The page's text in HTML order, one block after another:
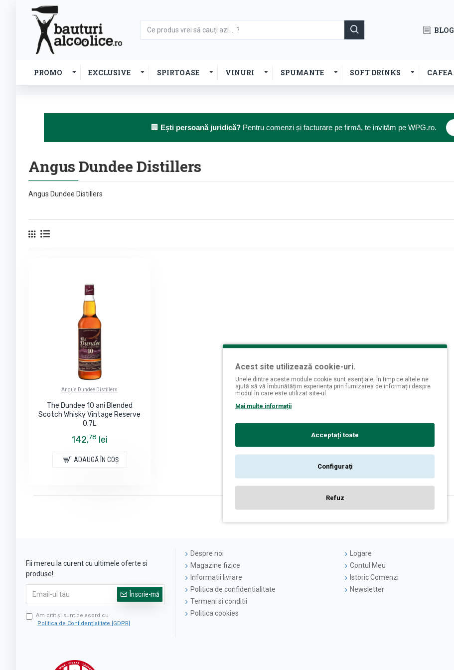
BLOG
PROMO EXCLUSIVE SPIRTOASE VINURI SPUMANTE SOFT DRINKS CAFEA
🏢 Ești persoană juridică? Pentru comenzi și facturare pe firmă, te invităm pe WPG.ro.
Angus Dundee Distillers
Angus Dundee Distillers
Angus Dundee Distillers
The Dundee 10 ani Blended
Scotch Whisky Vintage Reserve
0.7L
142,78 lei
ADAUGĂ ÎN COŞ
Fii mereu la curent cu ultimele oferte si
produse!
Înscrie-mă
Am citit şi sunt de acord cu
Politica de Confidențialitate [GDPR]
Despre noi
Magazine fizice
Informatii livrare
Politica de confidentialitate
Termeni si conditii
Politica cookies
Logare
Contul Meu
Istoric Comenzi
Newsletter
Acest site utilizează cookie-uri.
Unele dintre aceste module cookie sunt esențiale, în timp ce altele ne
ajută să vă îmbunătățim experiența prin furnizarea de informații despre
modul în care este utilizat site-ul.
Mai multe informații
Acceptați toate
Configurați
Refuz